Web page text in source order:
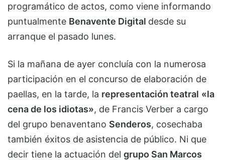
programático de actos, como viene informando
puntualmente Benavente Digital desde su
arranque el pasado lunes.
Si la mañana de ayer concluía con la numerosa
participación en el concurso de elaboración de
paellas, en la tarde, la representación teatral «la
cena de los idiotas», de Francis Verber a cargo
del grupo benaventano Senderos, cosechaba
también éxitos de asistencia de público. Ni que
decir tiene la actuación del grupo San Marcos